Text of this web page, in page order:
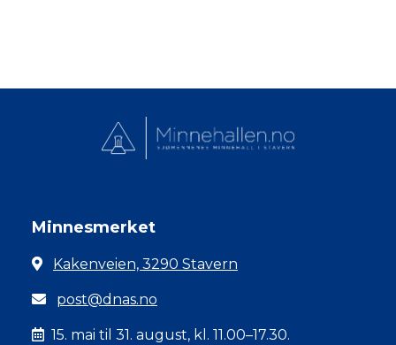
Minnesmerket
Kakenveien, 3290 Stavern
post@dnas.no
15. mai til 31. august, kl. 11.00–17.30.